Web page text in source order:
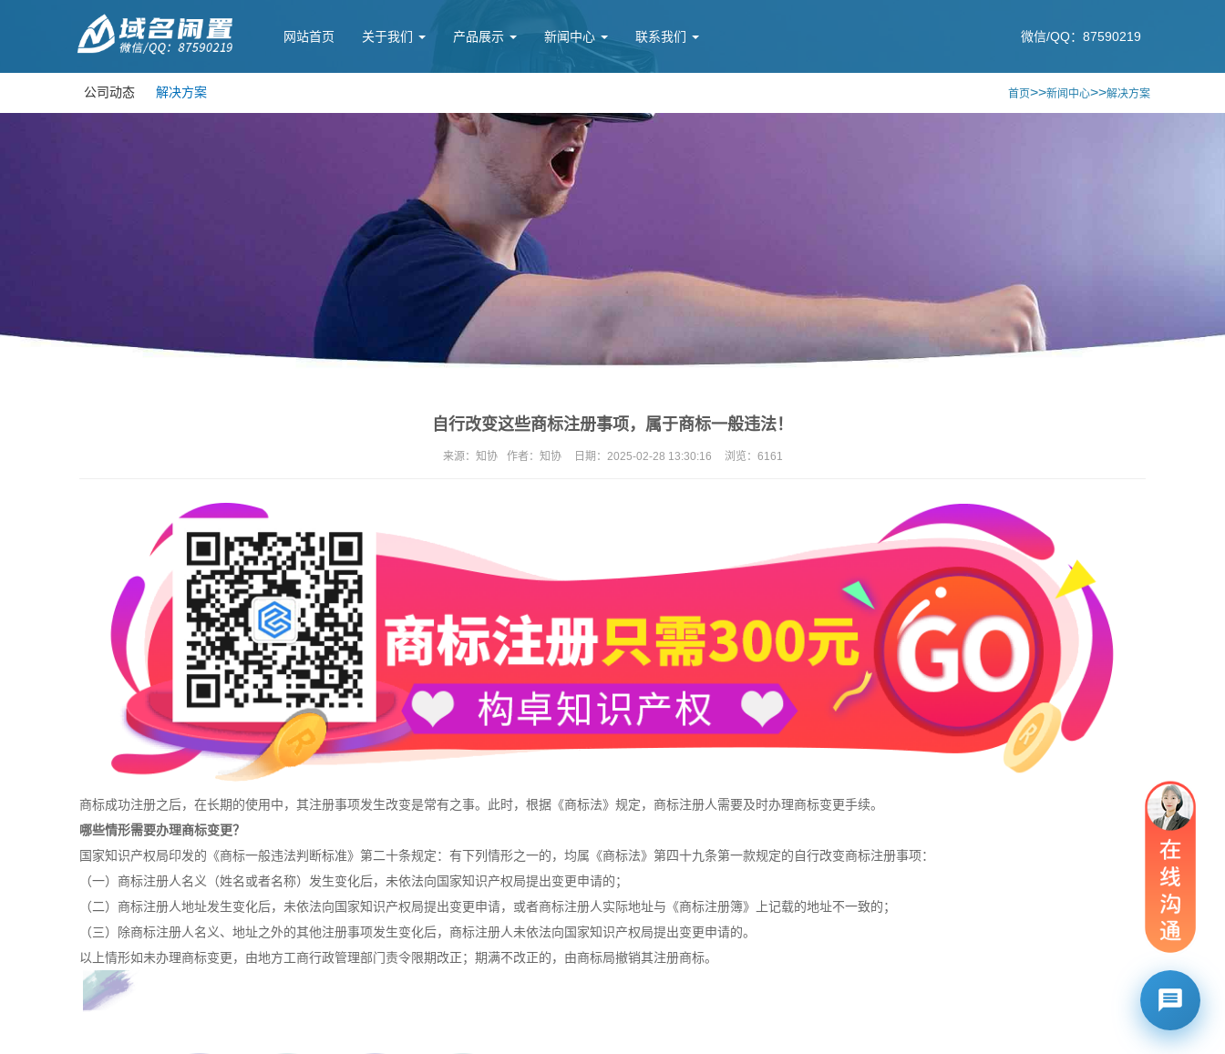
微信/QQ：87590219
网站首页 关于我们 产品展示 新闻中心 联系我们
公司动态 解决方案 首页>>新闻中心>>解决方案
自行改变这些商标注册事项，属于商标一般违法！
来源： 知协 作者： 知协 日期： 2025-02-28 13:30:16 浏览： 6161
商标成功注册之后，在长期的使用中，其注册事项发生改变是常有之事。此时，根据《商标法》规定， 商标注册人需要及时办理商标变更手续。
哪些情形需要办理商标变更？
国家知识产权局印发的《商标一般违法判断标准》第二十条规定：有下列情形之一的，均属《商标法》第四十九条第一款规定的自行改变商标注册事项：
（一） 商标注册人名义（姓名或者名称）发生变化后，未依法向国家知识产权局提出变更申请的；
（二）商标注册人地址发生变化后，未依法向国家知识产权局提出变更申请，或者商标注册人实际地址与《商标注册簿》上记载的地址不一致的；
（三）除商标注册人名义、地址之外的其他注册事项发生变化后，商标注册人未依法向国家知识产权局提出变更申请的。
以上情形如未办理商标变更，由地方工商行政管理部门责令限期改正；期满不改正的，由商标局撤销其注册商标。